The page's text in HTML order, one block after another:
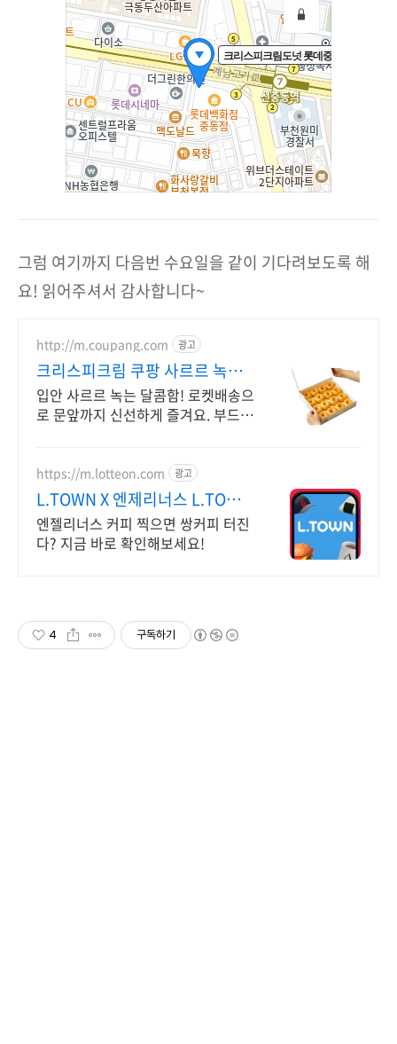
그럼 여기까지 다음번 수요일을 같이 기다려보도록 해
요! 읽어주셔서 감사합니다~
http://m.coupang.com 광고
크리스피크림 쿠팡 사르르 녹는
달콤함
입안 사르르 녹는 달콤함! 로켓배송으
로 문앞까지 신선하게 즐겨요. 부드럽
https://m.lotteon.com 광고
L.TOWN X 엔제리너스 L.TOWN
입주하기
엔젤리너스 커피 찍으면 쌍커피 터진
다? 지금 바로 확인해보세요!
4 구독하기